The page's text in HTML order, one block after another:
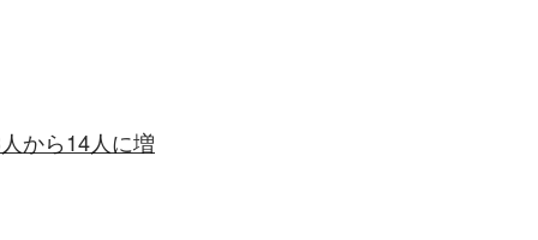
から14人に増